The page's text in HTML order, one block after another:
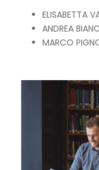
ELISABETTA
ANDREA
MARCO